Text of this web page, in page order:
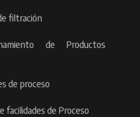
filtración
de Productos
de proceso
facilidades de Proceso